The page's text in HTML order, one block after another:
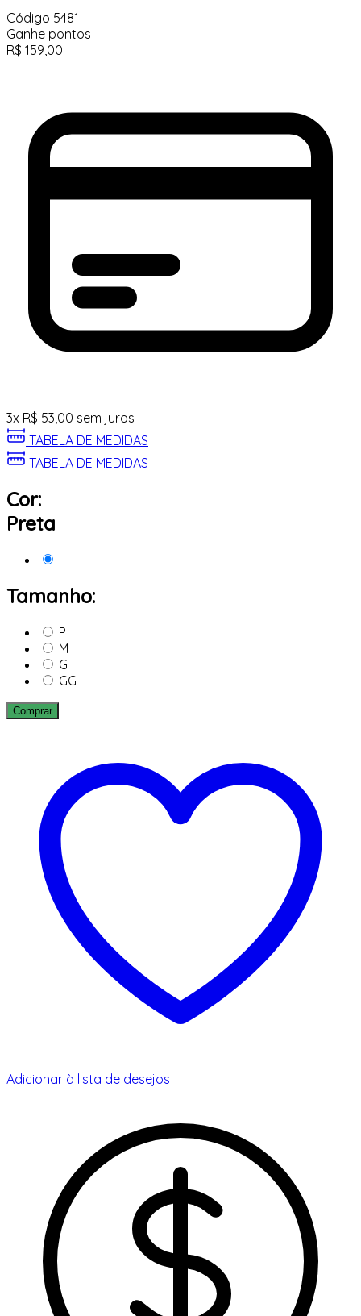
Código 5481
Ganhe pontos
R$ 159,00
3x R$ 53,00 sem juros
TABELA DE MEDIDAS
TABELA DE MEDIDAS
Cor:
Preta
Tamanho:
P
M
G
GG
Comprar
Adicionar à lista de desejos